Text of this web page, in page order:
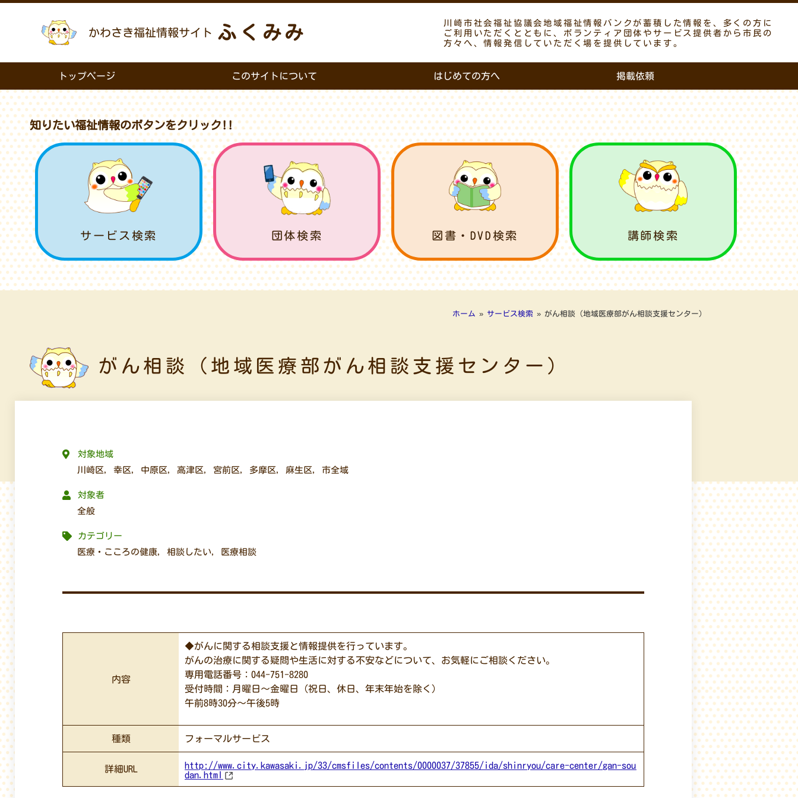
かわさき福祉情報サイト ふくみみ
川崎市社会福祉協議会地域福祉情報バンクが蓄積した情報を、多くの方に
ご利用いただくとともに、ボランティア団体やサービス提供者から市民の
方々へ、情報発信していただく場を提供しています。
トップページ このサイトについて はじめての方へ 掲載依頼
知りたい福祉情報のボタンをクリック!!
サービス検索 団体検索 図書・DVD検索 講師検索
ホーム » サービス検索 » がん相談（地域医療部がん相談支援センター）
がん相談（地域医療部がん相談支援センター）
対象地域
川崎区, 幸区, 中原区, 高津区, 宮前区, 多摩区, 麻生区, 市全域
対象者
全般
カテゴリー
医療・こころの健康, 相談したい, 医療相談
内容
◆がんに関する相談支援と情報提供を行っています。
がんの治療に関する疑問や生活に対する不安などについて、お気軽にご相談ください。
専用電話番号：044-751-8280
受付時間：月曜日～金曜日（祝日、休日、年末年始を除く）
午前8時30分～午後5時
種類 フォーマルサービス
詳細URL
http://www.city.kawasaki.jp/33/cmsfiles/contents/0000037/37855/ida/shinryou/care-center/gan-sou
dan.html